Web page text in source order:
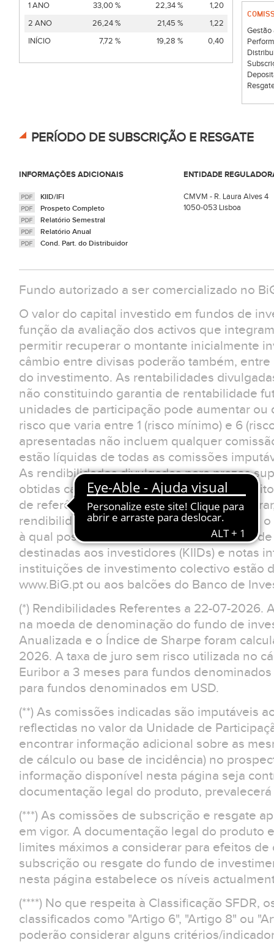
1 ANO
33,00 % 22,34 %
1,20
2 ANO
26,24 % 21,45 %
1,22
INÍCIO
7,72 % 19,28 % 0,40
Gestão
PERÍODO DE SUBSCRIÇÃO E RESGATE
INFORMAÇÕES ADICIONAIS ENTIDADE
KIID/IFI
Prospeto Completo
Relatório Semestral
Relatório Anual
Cond. Part. do Distribuidor
CMVM - R. Laura Alves 4
1050-053 Lisboa
Fundo autorizado a ser comercializado no
O valor do capital investido em fundos de
função da avaliação dos activos que
permitir recuperar o montante inicialmente
câmbio entre divisas poderão também,
do investimento. As rentabilidades
não constituindo garantia de rentabilidade
unidades de participação pode aumentar
risco que varia entre 1 (risco mínimo) e 6
apresentadas não incluem qualquer
estão líquidas de todas as comissões
As rendibilidades divulgadas para prazos
obtidas caso o investimento tivesse sido
de referência. O investidor deverá
rendibilidades apresentadas não reflectem
à qual possa estar sujeito.Os documentos
destinadas aos investidores (KIIDs) e notas
instituições de investimento colectivo estão
www.BiG.pt ou aos balcões do Banco de
(*) Rendibilidades Referentes a 22-07-2026.
na moeda de denominação do fundo de
Anualizada e o Índice de Sharpe foram
2026. A taxa de juro sem risco utilizada no
Euribor a 3 meses para fundos
para fundos denominados em USD.
(**) As comissões indicadas são imputáveis
reflectidas no valor da Unidade de
encontrar informação adicional sobre as
de cálculo ou base de incidência) no
informação disponível nesta página seja
documentação legal do produto,
(***) As comissões de subscrição e resgate
em vigor. A documentação legal do produto
limites máximos a considerar para efeitos
subscrição ou resgate do fundo de
nesta página estabelece os níveis
(****) No que respeita à Classificação SFDR,
classificados como "Artigo 6", "Artigo 8" ou
poderão considerar alguns critérios/